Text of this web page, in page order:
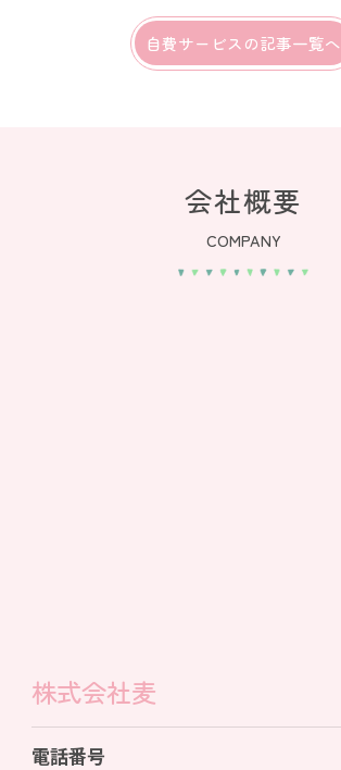
自費サービスの記事一覧へ
会社概要
COMPANY
株式会社麦
電話番号